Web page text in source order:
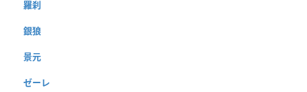
羅刹
銀狼
景元
ゼーレ